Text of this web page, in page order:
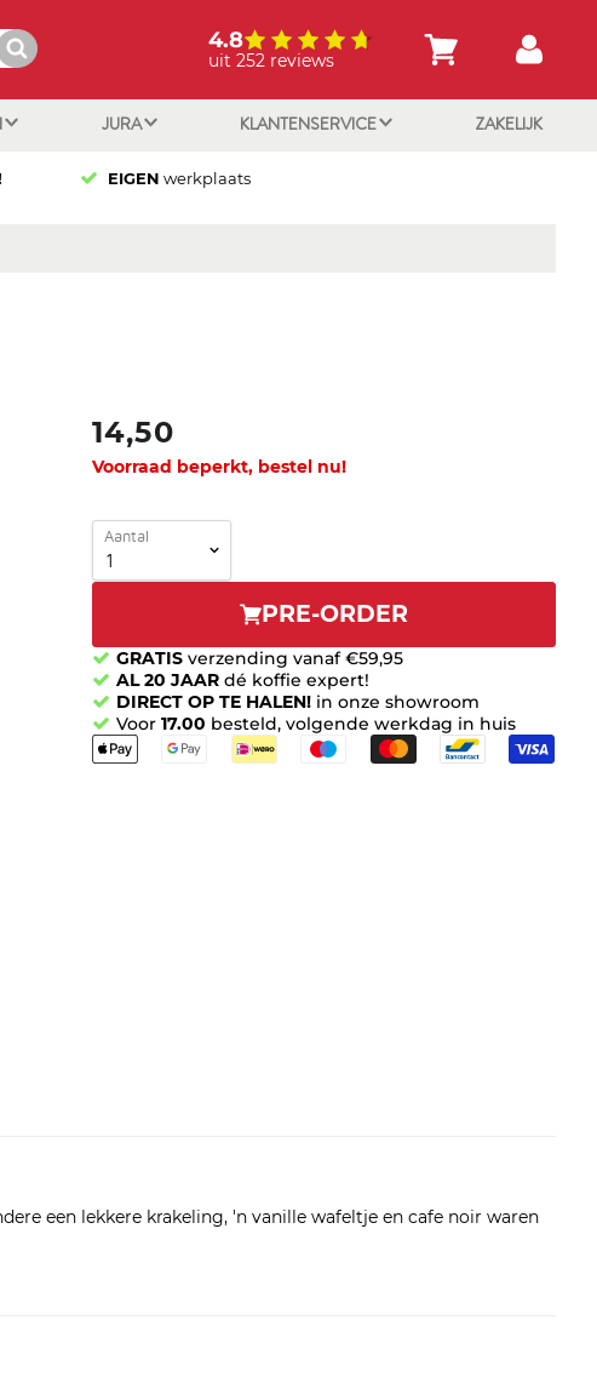
4.8
uit 252 reviews
JURA KLANTENSERVICE ZAKELIJK
EIGEN werkplaats
14,50
Voorraad beperkt, bestel nu!
Aantal
PRE-ORDER
GRATIS verzending vanaf €59,95
AL 20 JAAR dé koffie expert!
DIRECT OP TE HALEN! in onze showroom
Voor 17.00 besteld, volgende werkdag in huis
een lekkere krakeling, 'n vanille wafeltje en cafe noir waren